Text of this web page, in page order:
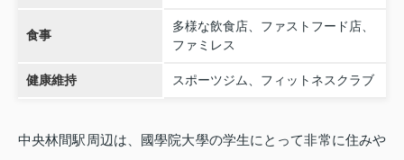
食事
多様な飲食店、ファストフード店、
ファミレス
健康維持 スポーツジム、フィットネスクラブ
中央林間駅周辺は、國學院大學の学生にとって非常に住みや